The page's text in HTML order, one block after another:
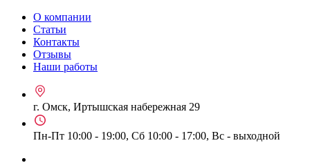
О компании
Статьи
Контакты
Отзывы
Наши работы
г. Омск, Иртышская набережная 29
Пн-Пт 10:00 - 19:00, Сб 10:00 - 17:00, Вс - выходной